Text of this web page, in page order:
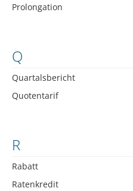
Prolongation
Q
Quartalsbericht
Quotentarif
R
Rabatt
Ratenkredit